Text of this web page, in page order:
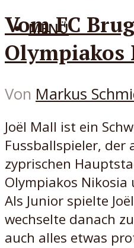
MENÜ
Vom FC
Olympiakos
Von Markus
Joël Mall ist ein
Fussballspieler, der
zyprischen
Olympiakos
Als Junior spielte
wechselte danach
auch alles etwas